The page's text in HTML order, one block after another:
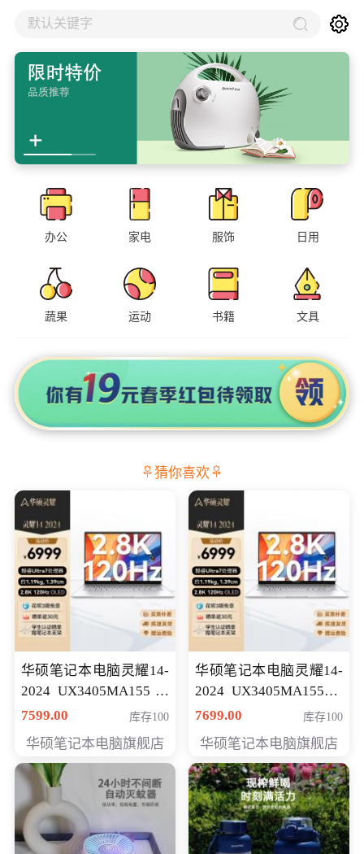
默认关键字
办公 家电 服饰 日用
蔬果 运动 书籍 文具
猜你喜欢
华硕笔记本电脑灵耀14-
2024 UX3405MA155冰
川银 oled 智慧轻薄本 会
7599.00 库存100
华硕笔记本电脑旗舰店
华硕笔记本电脑灵耀14-
2024 UX3405MA155夜
空蓝 oled 智慧轻薄本 会
7699.00 库存100
华硕笔记本电脑旗舰店